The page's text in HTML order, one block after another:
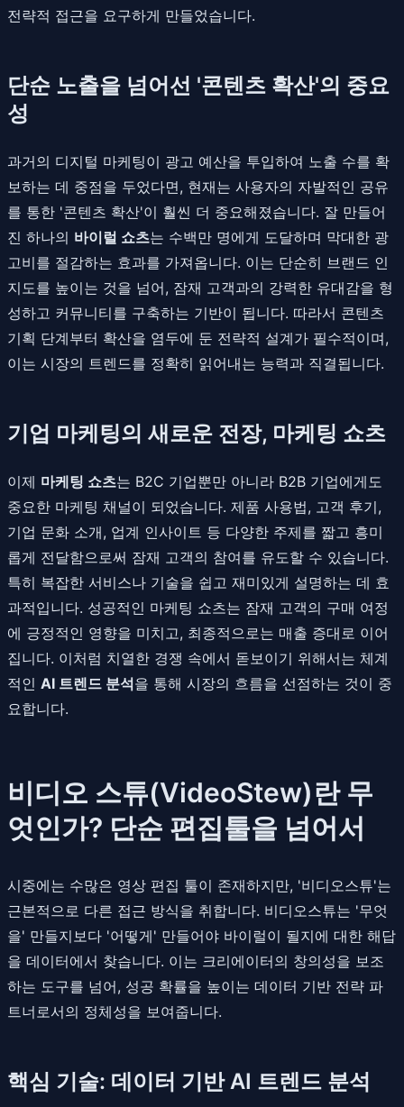
전략적 접근을 요구하게 만들었습니다.
단순 노출을 넘어선 '콘텐츠 확산'의 중요
성
과거의 디지털 마케팅이 광고 예산을 투입하여 노출 수를 확
보하는 데 중점을 두었다면, 현재는 사용자의 자발적인 공유
를 통한 '콘텐츠 확산'이 훨씬 더 중요해졌습니다. 잘 만들어
진 하나의 바이럴 쇼츠는 수백만 명에게 도달하며 막대한 광
고비를 절감하는 효과를 가져옵니다. 이는 단순히 브랜드 인
지도를 높이는 것을 넘어, 잠재 고객과의 강력한 유대감을 형
성하고 커뮤니티를 구축하는 기반이 됩니다. 따라서 콘텐츠
기획 단계부터 확산을 염두에 둔 전략적 설계가 필수적이며,
이는 시장의 트렌드를 정확히 읽어내는 능력과 직결됩니다.
기업 마케팅의 새로운 전장, 마케팅 쇼츠
이제 마케팅 쇼츠는 B2C 기업뿐만 아니라 B2B 기업에게도
중요한 마케팅 채널이 되었습니다. 제품 사용법, 고객 후기,
기업 문화 소개, 업계 인사이트 등 다양한 주제를 짧고 흥미
롭게 전달함으로써 잠재 고객의 참여를 유도할 수 있습니다.
특히 복잡한 서비스나 기술을 쉽고 재미있게 설명하는 데 효
과적입니다. 성공적인 마케팅 쇼츠는 잠재 고객의 구매 여정
에 긍정적인 영향을 미치고, 최종적으로는 매출 증대로 이어
집니다. 이처럼 치열한 경쟁 속에서 돋보이기 위해서는 체계
적인 AI 트렌드 분석을 통해 시장의 흐름을 선점하는 것이 중
요합니다.
비디오 스튜(VideoStew)란 무
엇인가? 단순 편집툴을 넘어서
시중에는 수많은 영상 편집 툴이 존재하지만, '비디오스튜'는
근본적으로 다른 접근 방식을 취합니다. 비디오스튜는 '무엇
을' 만들지보다 '어떻게' 만들어야 바이럴이 될지에 대한 해답
을 데이터에서 찾습니다. 이는 크리에이터의 창의성을 보조
하는 도구를 넘어, 성공 확률을 높이는 데이터 기반 전략 파
트너로서의 정체성을 보여줍니다.
핵심 기술: 데이터 기반 AI 트렌드 분석